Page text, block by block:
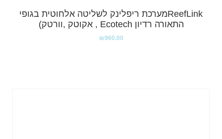
ReefLinkמערכת ריפלינק לשליטה אלחוטית בגופי
התאורה רדיון Ecotech , אקוטק ,וורטק)
₪960.00